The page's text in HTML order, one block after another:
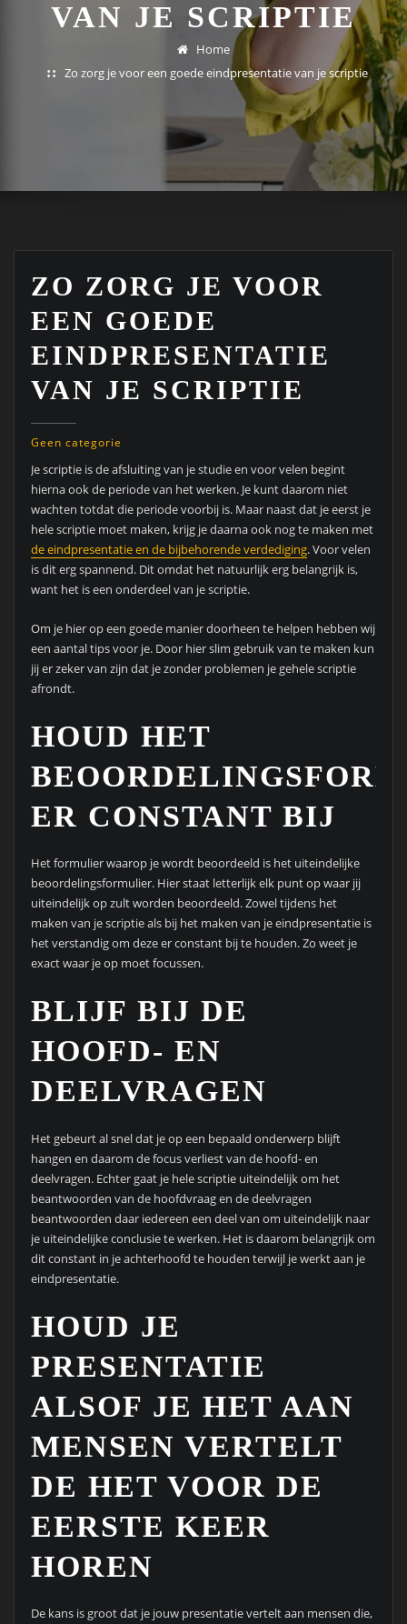
VAN JE SCRIPTIE
Home
Zo zorg je voor een goede eindpresentatie van je scriptie
ZO ZORG JE VOOR
EEN GOEDE
EINDPRESENTATIE
VAN JE SCRIPTIE
Geen categorie
Je scriptie is de afsluiting van je studie en voor velen begint
hierna ook de periode van het werken. Je kunt daarom niet
wachten totdat die periode voorbij is. Maar naast dat je eerst je
hele scriptie moet maken, krijg je daarna ook nog te maken met
de eindpresentatie en de bijbehorende verdediging. Voor velen
is dit erg spannend. Dit omdat het natuurlijk erg belangrijk is,
want het is een onderdeel van je scriptie.
Om je hier op een goede manier doorheen te helpen hebben wij
een aantal tips voor je. Door hier slim gebruik van te maken kun
jij er zeker van zijn dat je zonder problemen je gehele scriptie
afrondt.
HOUD HET
ER CONSTANT BIJ
Het formulier waarop je wordt beoordeeld is het uiteindelijke
beoordelingsformulier. Hier staat letterlijk elk punt op waar jij
uiteindelijk op zult worden beoordeeld. Zowel tijdens het
maken van je scriptie als bij het maken van je eindpresentatie is
het verstandig om deze er constant bij te houden. Zo weet je
exact waar je op moet focussen.
BLIJF BIJ DE
HOOFD- EN
DEELVRAGEN
Het gebeurt al snel dat je op een bepaald onderwerp blijft
hangen en daarom de focus verliest van de hoofd- en
deelvragen. Echter gaat je hele scriptie uiteindelijk om het
beantwoorden van de hoofdvraag en de deelvragen
beantwoorden daar iedereen een deel van om uiteindelijk naar
je uiteindelijke conclusie te werken. Het is daarom belangrijk om
dit constant in je achterhoofd te houden terwijl je werkt aan je
eindpresentatie.
HOUD JE
PRESENTATIE
ALSOF JE HET AAN
MENSEN VERTELT
DE HET VOOR DE
EERSTE KEER
HOREN
De kans is groot dat je jouw presentatie vertelt aan mensen die,